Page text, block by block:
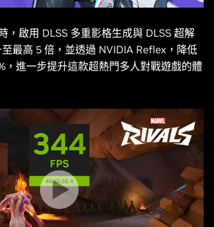
，啟用 DLSS 多重影格生成與 DLSS 超解
最高 5 倍，並透過 NVIDIA Reflex，降低
，進一步提升這款超熱門多人對戰遊戲的體